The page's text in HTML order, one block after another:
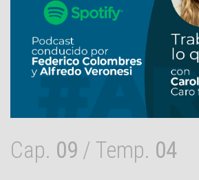
Cap. 09 / Temp. 04